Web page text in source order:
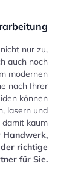
nur zu,
auch noch
modernen
nach Ihrer
können
lasern und
damit kaum
Handwerk,
richtige
für Sie.